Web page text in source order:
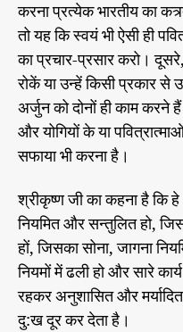
करना प्रत्येक भारतीय का
तो यह कि स्वयं भी ऐसी ही
का प्रचार-प्रसार करो।
रोकें या उन्हें किसी प्रकार से
अर्जुन को दोनों ही काम करने
और योगियों के या
सफाया भी करना है।
श्रीकृष्ण जी का कहना है कि
नियमित और सन्तुलित हो,
हों, जिसका सोना, जागना
नियमों में ढली हो और सारे
रहकर अनुशासित और
दु:ख दूर कर देता है।